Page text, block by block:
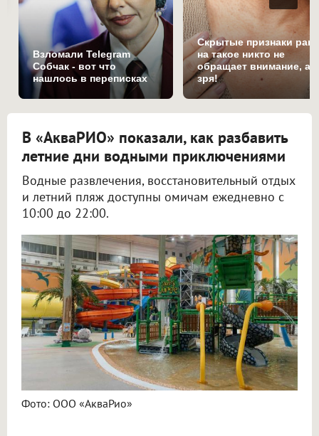
Взломали Telegram
Собчак - вот что
нашлось в переписках
Скрытые признаки
на такое никто не
обращает внимание, а
зря!
В «АкваРИО» показали, как разбавить
летние дни водными приключениями
Водные развлечения, восстановительный отдых
и летний пляж доступны омичам ежедневно с
10:00 до 22:00.
Фото: ООО «АкваРио»